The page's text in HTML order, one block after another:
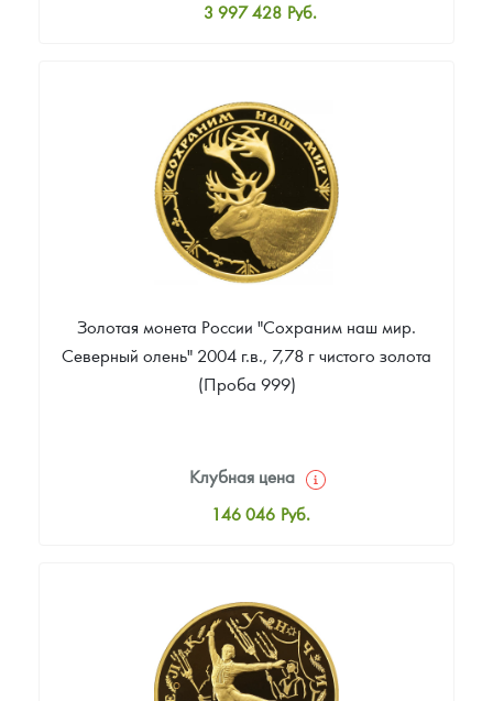
3 997 428 Руб.
Цена выкупа
Звоните
Золотая монета России "Сохраним наш мир.
Северный олень" 2004 г.в., 7,78 г чистого золота
(Проба 999)
Клубная цена
146 046 Руб.
Цена выкупа
Звоните